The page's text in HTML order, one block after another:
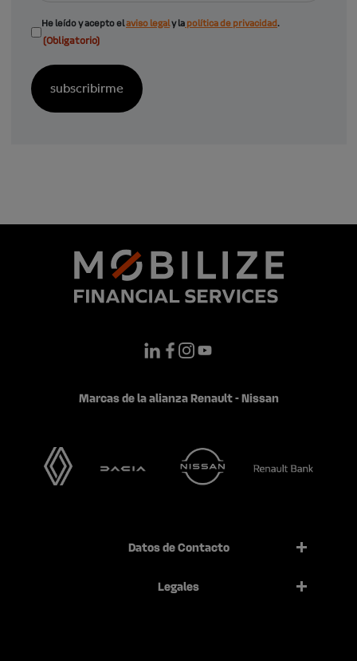
Consentimiento
(Obligatorio)
He leído y acepto elaviso legaly la política de privacidad.
(Obligatorio)
Marcas de la alianza Renault - Nissan
Datos de Contacto
Legales